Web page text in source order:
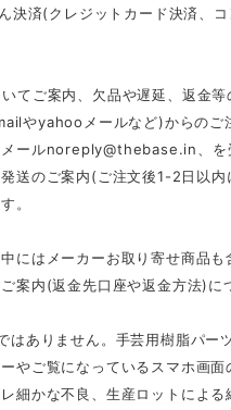
決済(クレジットカード決済、
てご案内、欠品や遅延、返金
やyahooメールなど)からのご
ールnoreply@thebase.in
、
送のご案内(ご注文後1-2日以
。
にはメーカーお取り寄せ商品
案内(返金先口座や返金方法)に
はありません。手芸用樹脂パー
やご覧になっているスマホ画
細かな不良、生産ロットによ